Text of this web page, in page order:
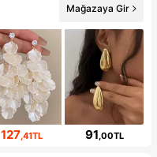
Mağazaya Gir
127,41TL 91,00TL